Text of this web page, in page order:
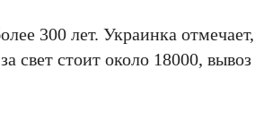
300 лет. Украинка
свет стоит около 18000,